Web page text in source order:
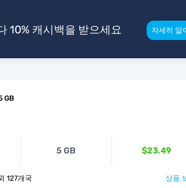
10% 캐시백을 받으세요 자세히 알
GB
5 GB $23.49
그 외 127개국 상품